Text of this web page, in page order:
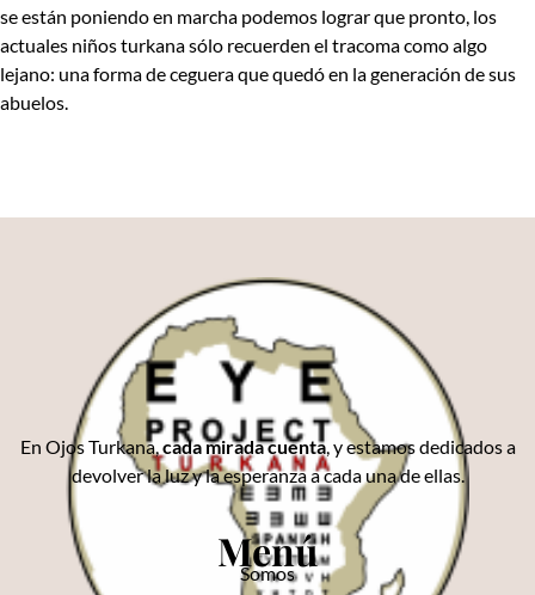
se están poniendo en marcha podemos lograr que pronto, los
actuales niños turkana sólo recuerden el tracoma como algo
lejano: una forma de ceguera que quedó en la generación de sus
abuelos.
En Ojos Turkana,cada mirada cuenta, y estamos dedicados a
devolver la luz y la esperanza a cada una de ellas.
Menú
Somos